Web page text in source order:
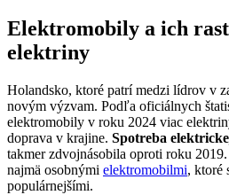
Elektromobily a ich
elektriny
Holandsko, ktoré patrí medzi lídrov v
novým výzvam. Podľa oficiálnych
elektromobily v roku 2024 viac
doprava v krajine. Spotreba
takmer zdvojnásobila oproti roku
najmä osobnými elektromobilmi, ktoré
populárnejšími.